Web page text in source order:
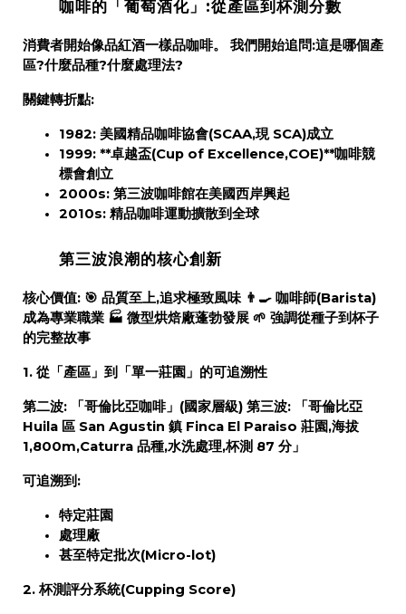
咖啡的「葡萄酒化」:從產區到杯測分數
消費者開始像品紅酒一樣品咖啡。
我們開始追問:這是哪個產
區?什麼品種?什麼處理法?
關鍵轉折點:
1982: 美國精品咖啡協會(SCAA,現 SCA)成立
1999: **卓越盃(Cup of Excellence,COE)**咖啡競
標會創立
2000s: 第三波咖啡館在美國西岸興起
2010s: 精品咖啡運動擴散到全球
第三波浪潮的核心創新
核心價值: 🎯 品質至上,追求極致風味 👨‍🍳 咖啡師(Barista)
成為專業職業 🏭 微型烘焙廠蓬勃發展 🌱 強調從種子到杯子
的完整故事
1. 從「產區」到「單一莊園」的可追溯性
第二波: 「哥倫比亞咖啡」(國家層級) 第三波: 「哥倫比亞
Huila 區 San Agustin 鎮 Finca El Paraiso 莊園,海拔
1,800m,Caturra 品種,水洗處理,杯測 87 分」
可追溯到:
特定莊園
處理廠
甚至特定批次(Micro-lot)
2. 杯測評分系統(Cupping Score)